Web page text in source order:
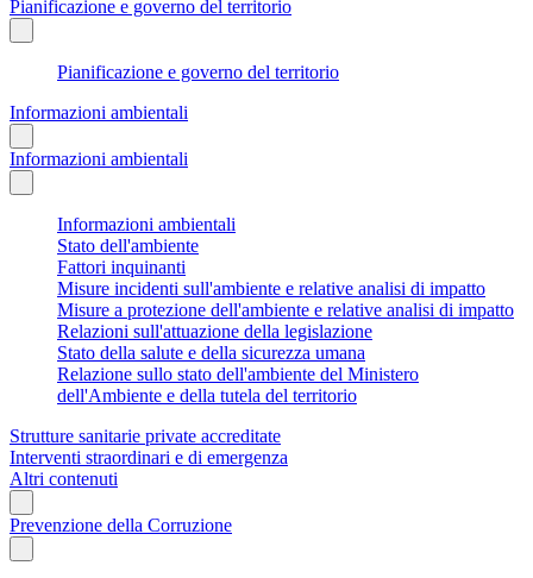
Pianificazione e governo del territorio
Pianificazione e governo del territorio
Informazioni ambientali
Informazioni ambientali
Informazioni ambientali
Stato dell'ambiente
Fattori inquinanti
Misure incidenti sull'ambiente e relative analisi di impatto
Misure a protezione dell'ambiente e relative analisi di impatto
Relazioni sull'attuazione della legislazione
Stato della salute e della sicurezza umana
Relazione sullo stato dell'ambiente del Ministero
dell'Ambiente e della tutela del territorio
Strutture sanitarie private accreditate
Interventi straordinari e di emergenza
Altri contenuti
Prevenzione della Corruzione